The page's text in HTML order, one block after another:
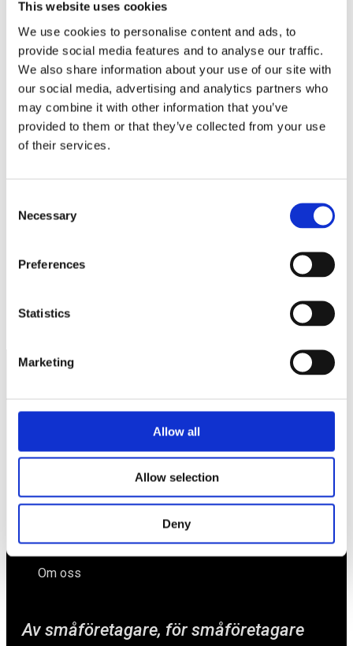
This website uses cookies
We use cookies to personalise content and ads, to
provide social media features and to analyse our traffic.
We also share information about your use of our site with
our social media, advertising and analytics partners who
may combine it with other information that you’ve
provided to them or that they’ve collected from your use
of their services.
Selection
Necessary
Preferences
Statistics
Marketing
Allow all
Allow selection
Deny
E-postadress*
Tronskifte bland kommunerna
Av småföretagare, för småföretagare
Försäkringar
Nyheter
Om oss